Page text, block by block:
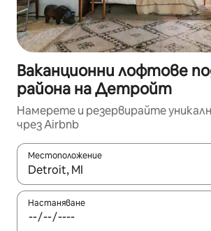
Ваканционни лофтове
района на Детройт
Намерете и резервирайте
чрез Airbnb
Местоположение
Когато резултатите се покажат,
Настаняване